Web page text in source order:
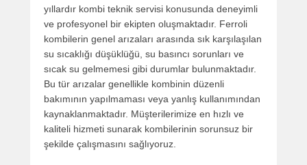
yıllardır kombi teknik servisi konusunda deneyimli
ve profesyonel bir ekipten oluşmaktadır. Ferroli
kombilerin genel arızaları arasında sık karşılaşılan
su sıcaklığı düşüklüğü, su basıncı sorunları ve
sıcak su gelmemesi gibi durumlar bulunmaktadır.
Bu tür arızalar genellikle kombinin düzenli
bakımının yapılmaması veya yanlış kullanımından
kaynaklanmaktadır. Müşterilerimize en hızlı ve
kaliteli hizmeti sunarak kombilerinin sorunsuz bir
şekilde çalışmasını sağlıyoruz.